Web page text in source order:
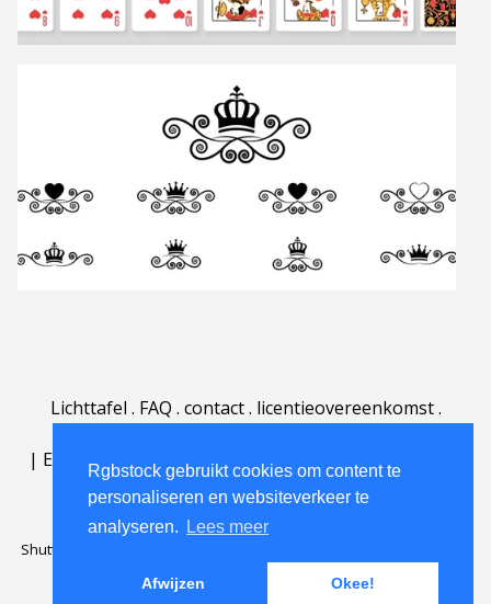
Rgbstock gebruikt cookies om content te
personaliseren en websiteverkeer te
analyseren.
Lees meer
Afwijzen Okee!
Lichttafel . FAQ . contact. licentieovereenkomst.
| English | Deutsch Español | Português
Nederlands|
Shutterstock official partner of Rgbstock
Rgbstock